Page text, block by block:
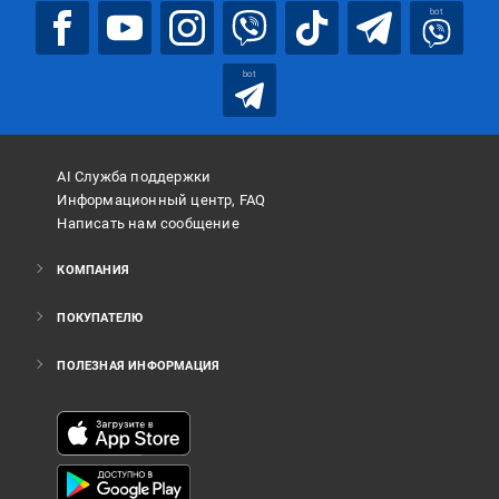
bot
bot
AI Служба поддержки
Информационный центр, FAQ
Написать нам сообщение
КОМПАНИЯ
ПОКУПАТЕЛЮ
ПОЛЕЗНАЯ ИНФОРМАЦИЯ